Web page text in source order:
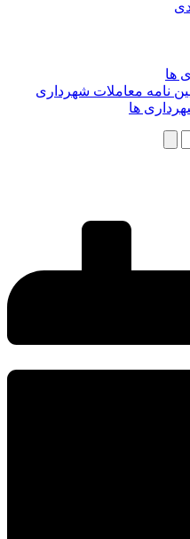
ها
نامه معاملات شهرداری
ها